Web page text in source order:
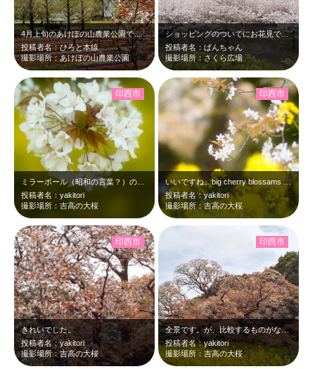
4月上旬のあけぼの山農業公園です。小高い丘の上から見たチューリップ畑です。まだ…
投稿者名：ひろと本線
撮影場所：あけぼの山農業公園
ショッピングのついでにお花見で癒されます。
投稿者名：ぱんちゃん
撮影場所：さくら広場
ミラーボール（昭和の言葉？）のような咲き方です。big cherry blos…
投稿者名：yakitori
撮影場所：吉高の大桜
印西市
投稿者名：yakitori
撮影場所：吉高の大桜
印西市
きれいでした。
投稿者名：yakitori
撮影場所：吉高の大桜
印西市
全景です。が、比較するものがないので、大きさ感が今ひとつ掴めませんね。big …
投稿者名：yakitori
撮影場所：吉高の大桜
印西市